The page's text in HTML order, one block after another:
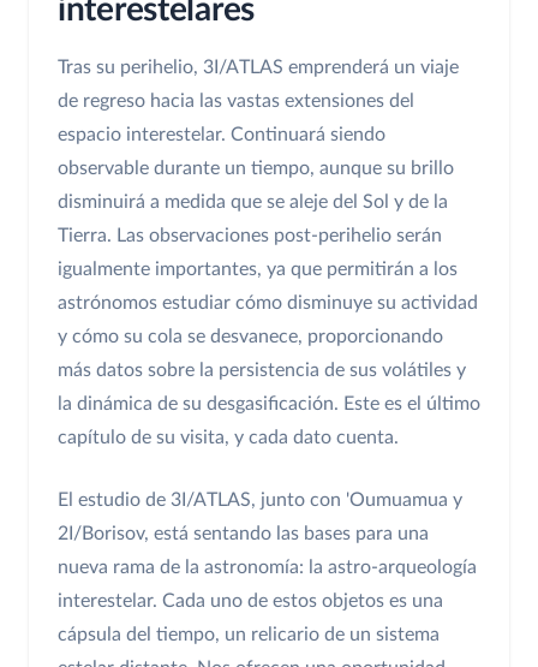
interestelares
Tras su perihelio, 3I/ATLAS emprenderá un viaje
de regreso hacia las vastas extensiones del
espacio interestelar. Continuará siendo
observable durante un tiempo, aunque su brillo
disminuirá a medida que se aleje del Sol y de la
Tierra. Las observaciones post-perihelio serán
igualmente importantes, ya que permitirán a los
astrónomos estudiar cómo disminuye su actividad
y cómo su cola se desvanece, proporcionando
más datos sobre la persistencia de sus volátiles y
la dinámica de su desgasificación. Este es el último
capítulo de su visita, y cada dato cuenta.
El estudio de 3I/ATLAS, junto con 'Oumuamua y
2I/Borisov, está sentando las bases para una
nueva rama de la astronomía: la astro-arqueología
interestelar. Cada uno de estos objetos es una
cápsula del tiempo, un relicario de un sistema